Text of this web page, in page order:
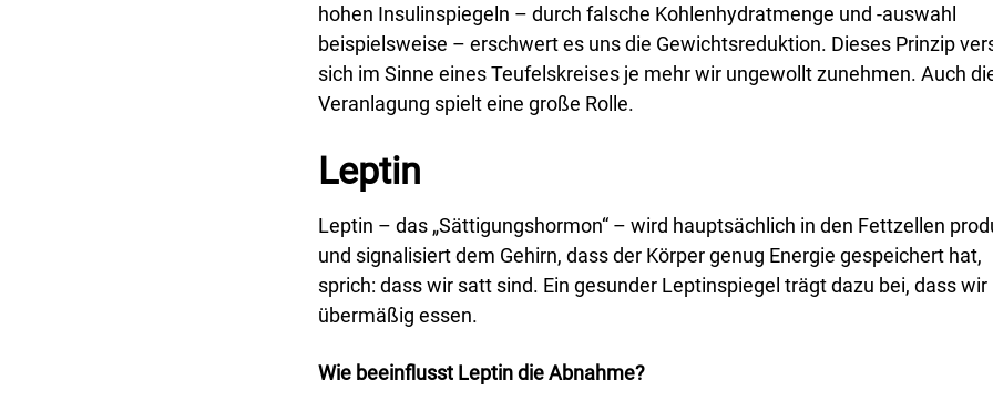
hohen Insulinspiegeln – durch falsche Kohlenhydratmenge und -auswahl
beispielsweise – erschwert es uns die Gewichtsreduktion. Dieses Prinzip
sich im Sinne eines Teufelskreises je mehr wir ungewollt zunehmen. Auch
Veranlagung spielt eine große Rolle.
Leptin
Leptin – das „Sättigungshormon“ – wird hauptsächlich in den Fettzellen
und signalisiert dem Gehirn, dass der Körper genug Energie gespeichert hat,
sprich: dass wir satt sind. Ein gesunder Leptinspiegel trägt dazu bei, dass wir
übermäßig essen.
Wie beeinflusst Leptin die Abnahme?